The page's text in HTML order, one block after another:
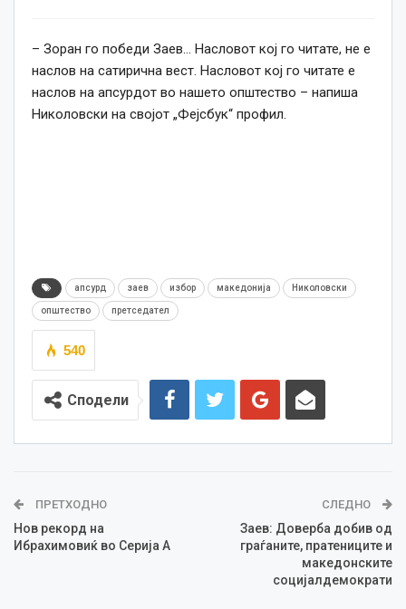
– Зоран го победи Заев… Насловот кој го читате, не е
наслов на сатирична вест. Насловот кој го читате е
наслов на апсурдот во нашето општество – напиша
Николовски на својот „Фејсбук“ профил.
апсурд заев избор македонија Николовски
општество претседател
540
Сподели
ПРЕТХОДНО
Нов рекорд на
Ибрахимовиќ во Серија А
СЛЕДНО
Заев: Доверба добив од
граѓаните, пратениците и
македонските
социјалдемократи